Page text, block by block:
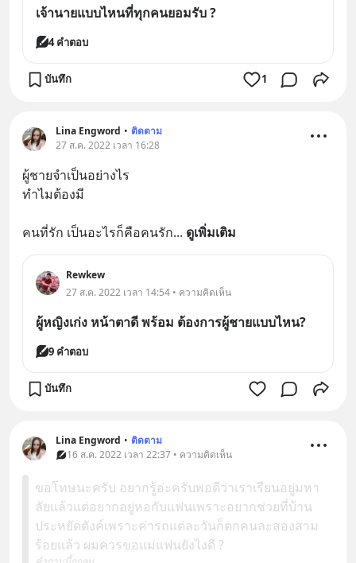
เจ้านายแบบไหนที่ทุกคนยอมรับ ?
4 คำตอบ
บันทึก 1
Lina Engword • ติดตาม
27 ส.ค. 2022 เวลา 16:28
ผู้ชายจำเป็นอย่างไร
ทำไมต้องมี
คนที่รัก เป็นอะไรก็คือคนรัก... ดูเพิ่มเติม
Rewkew
27 ส.ค. 2022 เวลา 14:54 • ความคิดเห็น
ผู้หญิงเก่ง หน้าตาดี พร้อม ต้องการผู้ชายแบบไหน?
9 คำตอบ
บันทึก
Lina Engword • ติดตาม
16 ส.ค. 2022 เวลา 22:37 • ความคิดเห็น
ขอโทษนะครับ อยากรู้อ่ะครับพอดีว่าเราเรียนอยู่มหา
ลัยแล้วแต่อยากอยู่หอกับแฟนเพราะอยากช่วยที่บ้าน
ประหยัดตังค์เพราะค่ารถแต่ละวันก็ตกคนละสองสาม
ร้อยแล้ว ผมควรขอแม่แฟนยังไงดี ?